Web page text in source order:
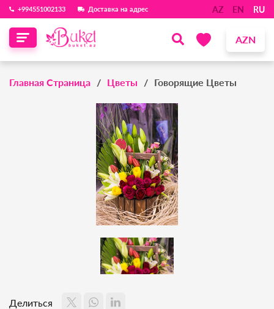
‪+994551002133‬ Доставка на адрес AZ EN RU
AZN
Главная Страница Цветы Говорящие Цветы
Делиться